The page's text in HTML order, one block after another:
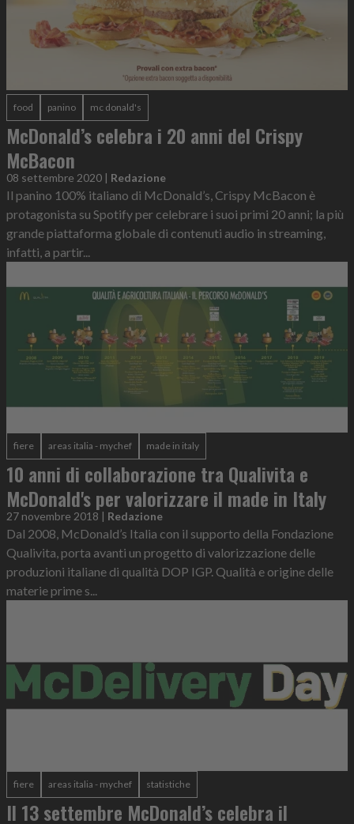
food panino mc donald's
McDonald’s celebra i 20 anni del Crispy
McBacon
08 settembre 2020 | Redazione
Il panino 100% italiano di McDonald’s, Crispy McBacon è
protagonista su Spotify per celebrare i suoi primi 20 anni; la più
grande piattaforma globale di contenuti audio in streaming,
infatti, a partir...
fiere areas italia - mychef made in italy
10 anni di collaborazione tra Qualivita e
McDonald's per valorizzare il made in Italy
27 novembre 2018 | Redazione
Dal 2008, McDonald’s Italia con il supporto della Fondazione
Qualivita, porta avanti un progetto di valorizzazione delle
produzioni italiane di qualità DOP IGP. Qualità e origine delle
materie prime s...
fiere areas italia - mychef statistiche
Il 13 settembre McDonald’s celebra il